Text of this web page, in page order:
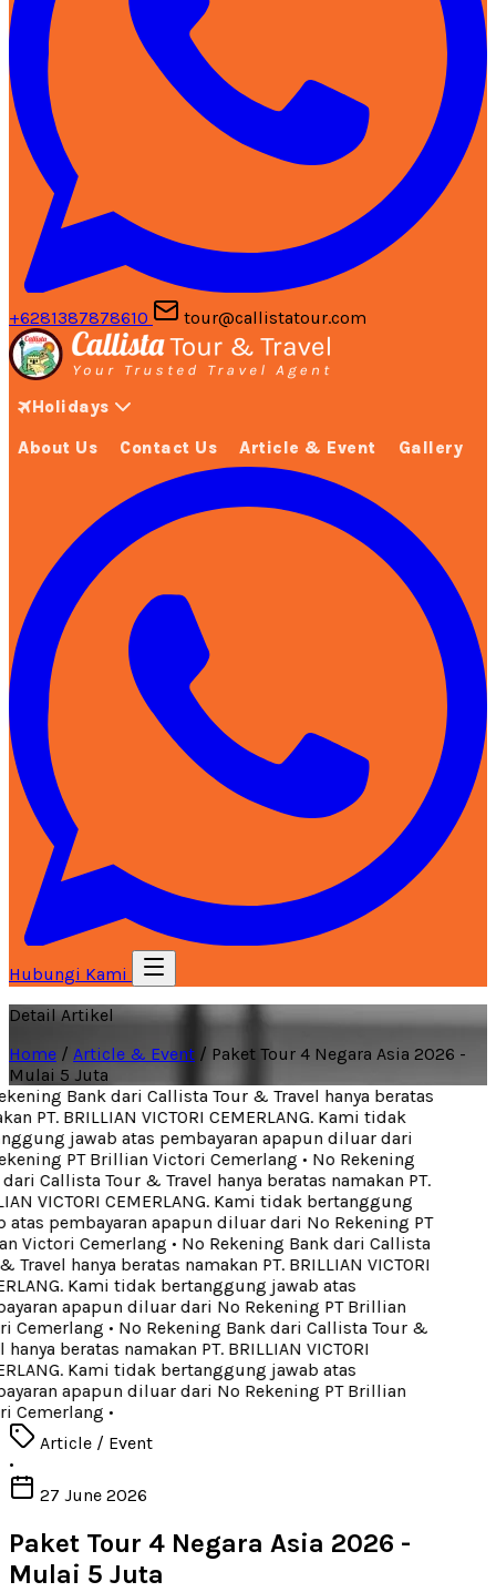
+6281387878610 tour@callistatour.com
Holidays
About Us Contact Us Article & Event Gallery
Hubungi Kami
Detail Artikel
Home / Article & Event / Paket Tour 4 Negara Asia 2026 -
Mulai 5 Juta
Bank dari Callista Tour & Travel hanya beratas
PT. BRILLIAN VICTORI CEMERLANG. Kami tidak
jawab atas pembayaran apapun diluar dari
PT Brillian Victori Cemerlang• No Rekening
Callista Tour & Travel hanya beratas namakan PT.
VICTORI CEMERLANG. Kami tidak bertanggung
pembayaran apapun diluar dari No Rekening PT
Victori Cemerlang• No Rekening Bank dari Callista
Travel hanya beratas namakan PT. BRILLIAN VICTORI
Kami tidak bertanggung jawab atas
apapun diluar dari No Rekening PT Brillian
Cemerlang• No Rekening Bank dari Callista Tour &
beratas namakan PT. BRILLIAN VICTORI
Kami tidak bertanggung jawab atas
apapun diluar dari No Rekening PT Brillian
Cemerlang•
Article / Event
•
27 June 2026
Paket Tour 4 Negara Asia 2026 -
Mulai 5 Juta